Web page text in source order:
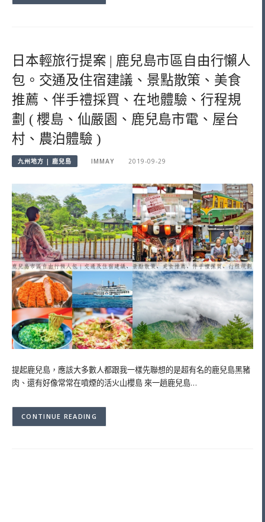
日本輕旅行提案 | 鹿兒島市區自由行懶人
包。交通及住宿建議、景點散策、美食
推薦、伴手禮採買、在地體驗、行程規
劃 ( 櫻島、仙嚴園、鹿兒島市電、屋台
村、農泊體驗 )
九州地方 | 鹿兒島 IMMAY 2019-09-29
提起鹿兒島，應該大多數人都跟我一樣先聯想的是超有名的鹿兒島黑豬
肉、還有好像常常在噴煙的活火山櫻島 來一趟鹿兒島…
CONTINUE READING